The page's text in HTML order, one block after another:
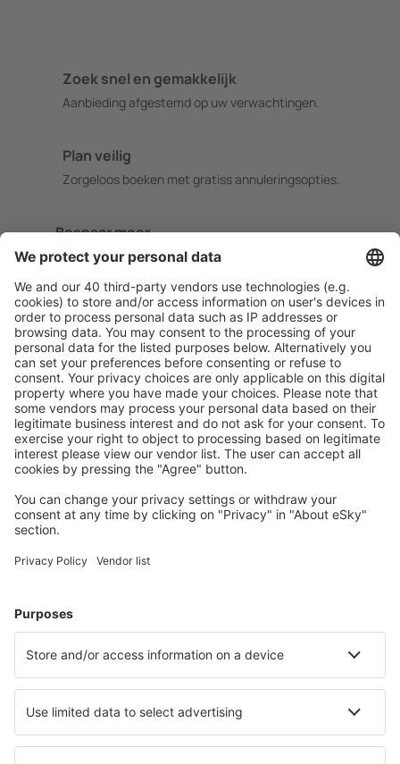
Zoek snel en gemakkelijk
Aanbieding afgestemd op uw verwachtingen.
Plan veilig
Zorgeloos boeken met gratiss annuleringsopties.
Bespaar meer
Reisaanbiedingen en speciale aanbiedingen voor
geregistreerde gebruikers.
Accommodaties die u bevallen
Kies uit meer dan 1,3 miljoen accommodaties: hotels,
jeugdherbergen, appartementen en meer.
Meest gezochte accommodatie door eSky-
gebruikers
Accommodatie in Zuid-Afrika - Populaire steden
Verblijf in Kaapstad Verblijf in Pretoria
Verblijf in Dullstroom Verblijf in Mookgophong
Beste accommodatie - steden
Verblijf in Woking Verblijf in Červený Kostelec